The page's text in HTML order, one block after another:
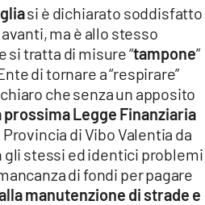
si è dichiarato soddisfatto
ma è allo stesso
tratta di misure “tampone”
di tornare a “respirare”
che senza un apposito
Legge Finanziaria
di Vibo Valentia da
gli stessi ed identici problemi
di fondi per pagare
manutenzione di strade e